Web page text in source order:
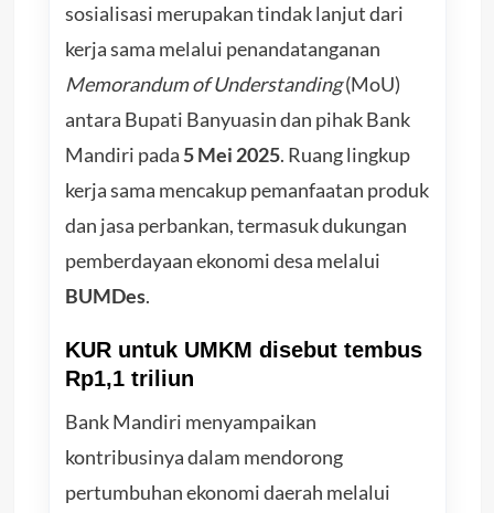
sosialisasi merupakan tindak lanjut dari
kerja sama melalui penandatanganan
Memorandum of Understanding(MoU)
antara Bupati Banyuasin dan pihak Bank
Mandiri pada 5 Mei 2025. Ruang lingkup
kerja sama mencakup pemanfaatan produk
dan jasa perbankan, termasuk dukungan
pemberdayaan ekonomi desa melalui
BUMDes.
KUR untuk UMKM disebut tembus
Rp1,1 triliun
Bank Mandiri menyampaikan
kontribusinya dalam mendorong
pertumbuhan ekonomi daerah melalui